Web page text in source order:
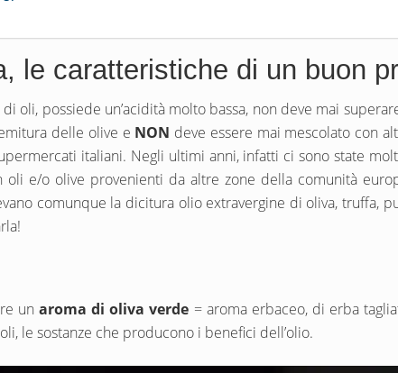
le caratteristiche di un buon
oli, possiede un’acidità molto bassa, non deve mai
delle olive e NON deve essere mai mescolato con
italiani. Negli ultimi anni, infatti ci sono state
e/o olive provenienti da altre zone della comunità
comunque la dicitura olio extravergine di oliva, truffa,
unaroma di oliva verde = aroma erbaceo, di erba
le sostanze che producono i benefici dell’olio.